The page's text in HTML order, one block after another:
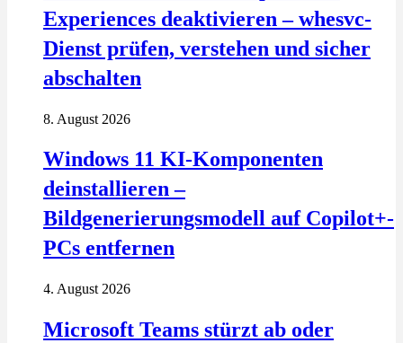
Experiences deaktivieren – whesvc-
Dienst prüfen, verstehen und sicher
abschalten
8. August 2026
Windows 11 KI-Komponenten
deinstallieren –
Bildgenerierungsmodell auf Copilot+-
PCs entfernen
4. August 2026
Microsoft Teams stürzt ab oder